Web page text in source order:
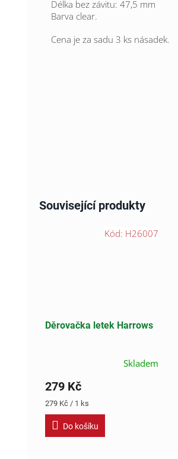
Související produkty
Děrovačka letek Harrows
Skladem
279 Kč
Měrná
cena:
279 Kč / 1 ks
Do košíku
Kód: H26007
Délka bez závitu: 47,5 mm
Barva clear.
Cena je za sadu 3 ks násadek.